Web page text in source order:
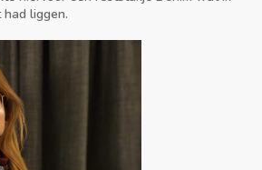
liggen.